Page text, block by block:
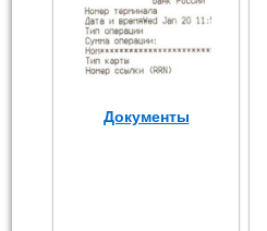
Документы